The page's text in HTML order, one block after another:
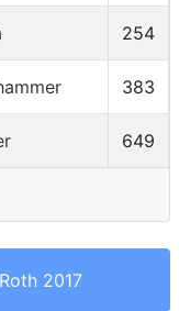
254
383
649
2017